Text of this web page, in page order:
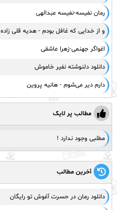
رمان نفیسه-نفیسه عبدالهی
و از خدایی که غافل بودم - هدیه قلی زاده
اغواگر جهنمی-زهرا عاشقی
دانلود دلنوشته نفیر خاموش
دارم دیر می‌شوم - هانیه پروین
مطالب پر لایک
مطلبی وجود ندارد !
آخرین مطالب
دانلود رمان در حسرت آغوش تو رایگان